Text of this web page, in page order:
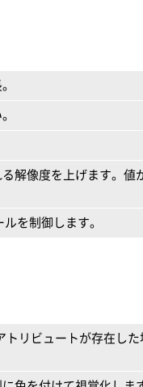
解像度を上げます。値
を制御します。
トリビュートが存在し